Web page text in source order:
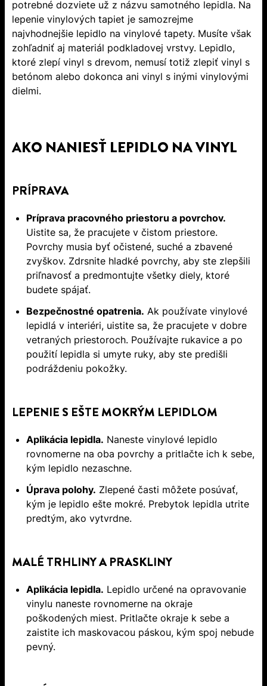
potrebné dozviete už z názvu samotného lepidla. Na
lepenie vinylových tapiet je samozrejme
najvhodnejšie lepidlo na vinylové tapety. Musíte však
zohľadniť aj materiál podkladovej vrstvy. Lepidlo,
ktoré zlepí vinyl s drevom, nemusí totiž zlepiť vinyl s
betónom alebo dokonca ani vinyl s inými vinylovými
dielmi.
AKO NANIESŤ LEPIDLO NA VINYL
PRÍPRAVA
Príprava pracovného priestoru a povrchov.
Uistite sa, že pracujete v čistom priestore.
Povrchy musia byť očistené, suché a zbavené
zvyškov. Zdrsnite hladké povrchy, aby ste zlepšili
priľnavosť a predmontujte všetky diely, ktoré
budete spájať.
Bezpečnostné opatrenia. Ak používate vinylové
lepidlá v interiéri, uistite sa, že pracujete v dobre
vetraných priestoroch. Používajte rukavice a po
použití lepidla si umyte ruky, aby ste predišli
podráždeniu pokožky.
LEPENIE S EŠTE MOKRÝM LEPIDLOM
Aplikácia lepidla. Naneste vinylové lepidlo
rovnomerne na oba povrchy a pritlačte ich k sebe,
kým lepidlo nezaschne.
Úprava polohy. Zlepené časti môžete posúvať,
kým je lepidlo ešte mokré. Prebytok lepidla utrite
predtým, ako vytvrdne.
MALÉ TRHLINY A PRASKLINY
Aplikácia lepidla. Lepidlo určené na opravovanie
vinylu naneste rovnomerne na okraje
poškodených miest. Pritlačte okraje k sebe a
zaistite ich maskovacou páskou, kým spoj nebude
pevný.